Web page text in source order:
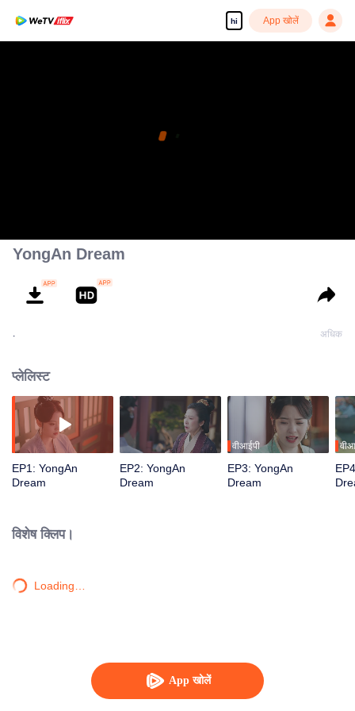
hi App खोलें
App खोलें
YongAn Dream
. अधिक
प्लेलिस्ट
EP1: YongAn
Dream
EP2: YongAn
Dream
वीआईपी
EP3: YongAn
Dream
विशेष क्लिप।
Loading…